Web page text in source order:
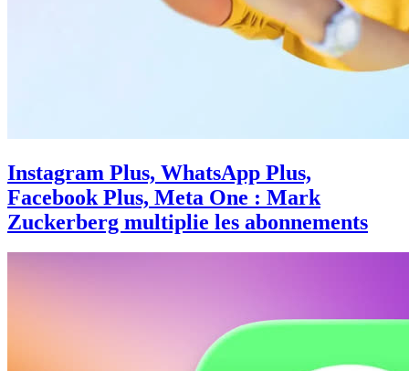
Instagram Plus, WhatsApp Plus,
Facebook Plus, Meta One : Mark
Zuckerberg multiplie les abonnements